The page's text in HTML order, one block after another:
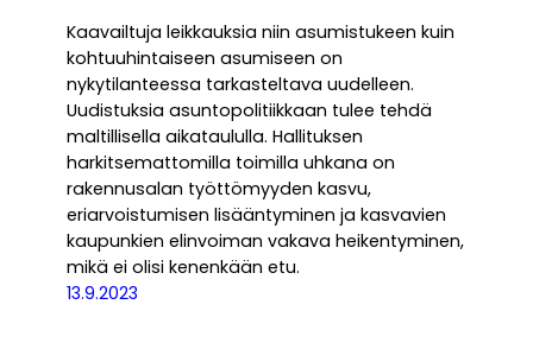
Kaavailtuja leikkauksia niin asumistukeen kuin
kohtuuhintaiseen asumiseen on
nykytilanteessa tarkasteltava uudelleen.
Uudistuksia asuntopolitiikkaan tulee tehdä
maltillisella aikataululla. Hallituksen
harkitsemattomilla toimilla uhkana on
rakennusalan työttömyyden kasvu,
eriarvoistumisen lisääntyminen ja kasvavien
kaupunkien elinvoiman vakava heikentyminen,
mikä ei olisi kenenkään etu.
13.9.2023